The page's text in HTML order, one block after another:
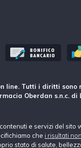
line. Tutti i diritti sono
Oberdan s.n.c. di
e servizi del
che i risultati
stato di salute,